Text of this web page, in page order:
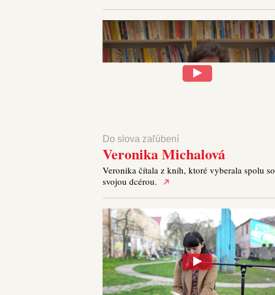
Do slova zaľúbení
Veronika Michalová
Veronika čítala z kníh, ktoré vyberala spolu so
svojou dcérou.